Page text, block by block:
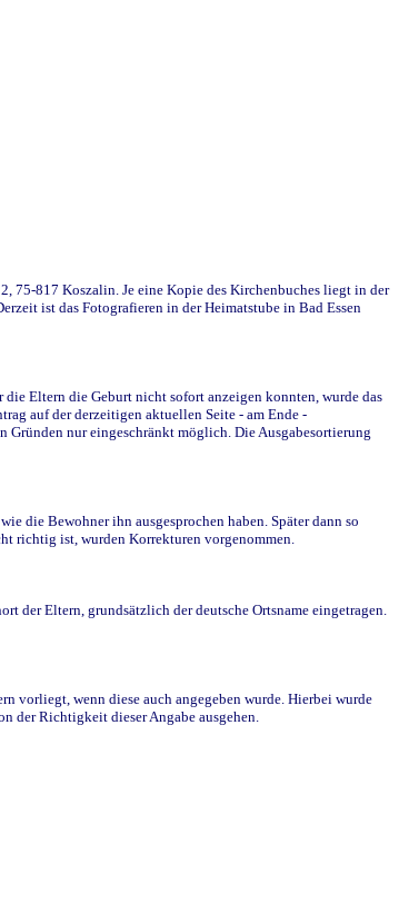
75-817 Koszalin. Je eine Kopie des Kirchenbuches liegt in der
ist das Fotografieren in der Heimatstube in Bad Essen
Eltern die Geburt nicht sofort anzeigen konnten, wurde das
auf der derzeitigen aktuellen Seite - am Ende -
Gründen nur eingeschränkt möglich. Die Ausgabesortierung
die Bewohner ihn ausgesprochen haben. Später dann so
richtig ist, wurden Korrekturen vorgenommen.
der Eltern, grundsätzlich der deutsche Ortsname eingetragen.
vorliegt, wenn diese auch angegeben wurde. Hierbei wurde
der Richtigkeit dieser Angabe ausgehen.